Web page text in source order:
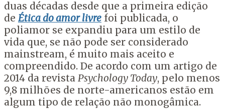
duas décadas desde que a primeira edição
de Ética do amor livre foi publicada, o
poliamor se expandiu para um estilo de
vida que, se não pode ser considerado
mainstream, é muito mais aceito e
compreendido. De acordo com um artigo de
2014 da revista Psychology Today, pelo menos
9,8 milhões de norte-americanos estão em
algum tipo de relação não monogâmica.